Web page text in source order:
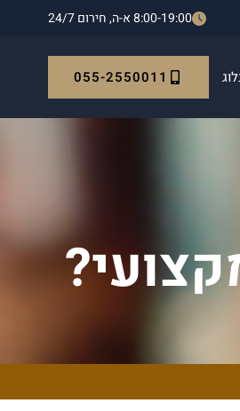
8:00-19:00 א-ה, חירום 24/7
055-2550011